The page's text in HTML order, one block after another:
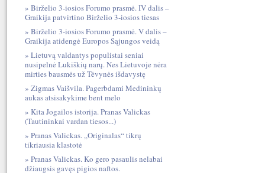
Birželio 3-iosios Forumo prasmė. IV dalis –
Graikija patvirtino Birželio 3-iosios tiesas
Birželio 3-iosios Forumo prasmė. V dalis –
Graikija atidengė Europos Sąjungos veidą
Lietuvą valdantys populistai seniai
nusipelnė Lukiškių narų. Nes Lietuvoje nėra
mirties bausmės už Tėvynės išdavystę
Zigmas Vaišvila. Pagerbdami Medininkų
aukas atsisakykime bent melo
Kita Jogailos istorija. Pranas Valickas
(Tautininkai vardan tiesos...)
Pranas Valickas. „Originalas“ tikrų
tikriausia klastotė
Pranas Valickas. Ko gero pasaulis nelabai
džiaugsis gavęs pigios naftos.